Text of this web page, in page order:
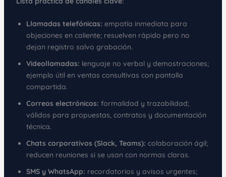
Llamadas telefónicas: empatía inmediata para
objeciones en caliente; resuelven rápido pero no
dejan registro salvo grabación.
Videollamadas: lenguaje no verbal y demostraciones;
ejemplo útil en ventas consultivas con pantalla
compartida.
Correos electrónicos: formalidad y trazabilidad;
válidos para propuestas, contratos y documentación
técnica.
Chats corporativos (Slack, Teams): colaboración ágil;
reducen reuniones si se usan con normas claras.
SMS y WhatsApp: recordatorios y avisos urgentes;